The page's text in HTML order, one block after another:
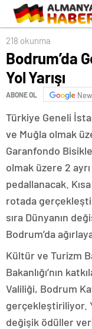
218 okunma
Bodrum’da
Yol Yarışı
ABONE OL
Türkiye Geneli
ve Muğla olmak
Garanfondo
olmak üzere 2
pedallanacak.
rotada
sıra Dünyanın
Bodrum’da
Kültür ve Turizm
Bakanlığı’nın
Valiliği, Bodrum
gerçekleştiriliyor.
değişik ödüller